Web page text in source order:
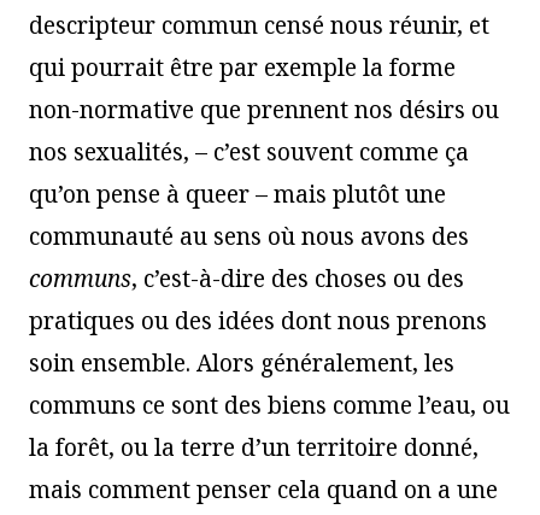
descripteur commun censé nous réunir, et
qui pourrait être par exemple la forme
non-normative que prennent nos désirs ou
nos sexualités, – c’est souvent comme ça
qu’on pense à queer – mais plutôt une
communauté au sens où nous avons des
communs, c’est-à-dire des choses ou des
pratiques ou des idées dont nous prenons
soin ensemble. Alors généralement, les
communs ce sont des biens comme l’eau, ou
la forêt, ou la terre d’un territoire donné,
mais comment penser cela quand on a une